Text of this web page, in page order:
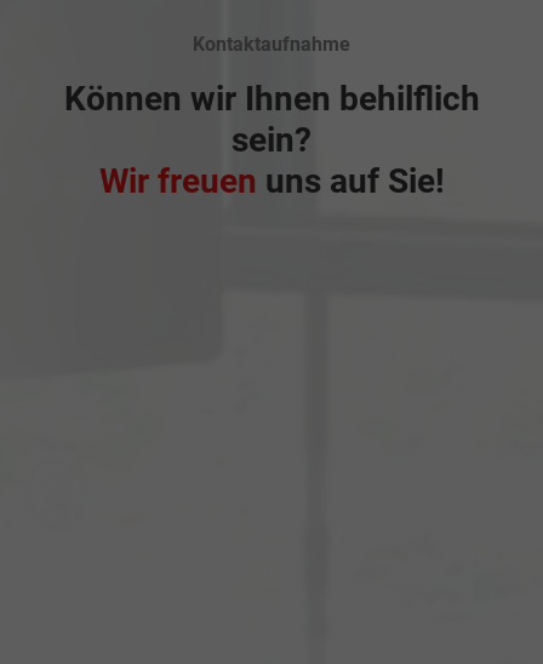
Kontaktaufnahme
Können wir Ihnen behilflich
sein?
Wir freuen uns auf Sie!